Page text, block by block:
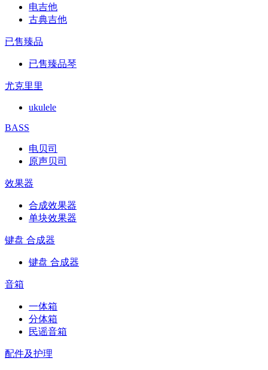
电吉他
古典吉他
已售臻品
已售臻品琴
尤克里里
ukulele
BASS
电贝司
原声贝司
效果器
合成效果器
单块效果器
键盘 合成器
键盘 合成器
音箱
一体箱
分体箱
民谣音箱
配件及护理